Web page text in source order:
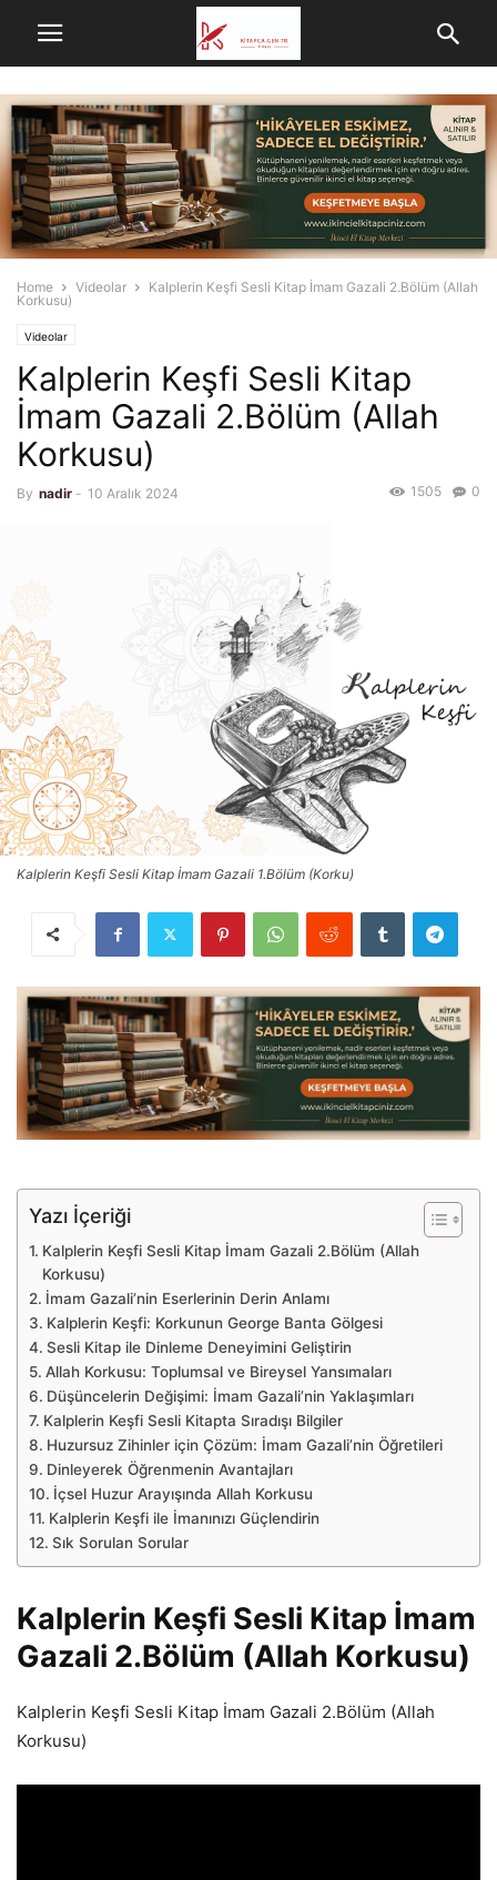
Home Videolar
Kalplerin Keşfi Sesli Kitap İmam Gazali 2.Bölüm (Allah
Korkusu)
Videolar
Kalplerin Keşfi Sesli Kitap
İmam Gazali 2.Bölüm (Allah
Korkusu)
By nadir - 10 Aralık 2024 0
1505
Kalplerin Keşfi Sesli Kitap İmam Gazali 1.Bölüm (Korku)
Yazı İçeriği
Kalplerin Keşfi Sesli Kitap İmam Gazali 2.Bölüm (Allah
Korkusu)
İmam Gazali’nin Eserlerinin Derin Anlamı
Kalplerin Keşfi: Korkunun George Banta Gölgesi
Sesli Kitap ile Dinleme Deneyimini Geliştirin
Allah Korkusu: Toplumsal ve Bireysel Yansımaları
Düşüncelerin Değişimi: İmam Gazali’nin Yaklaşımları
Kalplerin Keşfi Sesli Kitapta Sıradışı Bilgiler
Huzursuz Zihinler için Çözüm: İmam Gazali’nin Öğretileri
Dinleyerek Öğrenmenin Avantajları
İçsel Huzur Arayışında Allah Korkusu
Kalplerin Keşfi ile İmanınızı Güçlendirin
Sık Sorulan Sorular
Kalplerin Keşfi Sesli Kitap İmam
Gazali 2.Bölüm (Allah Korkusu)
Kalplerin Keşfi Sesli Kitap İmam Gazali 2.Bölüm (Allah
Korkusu)